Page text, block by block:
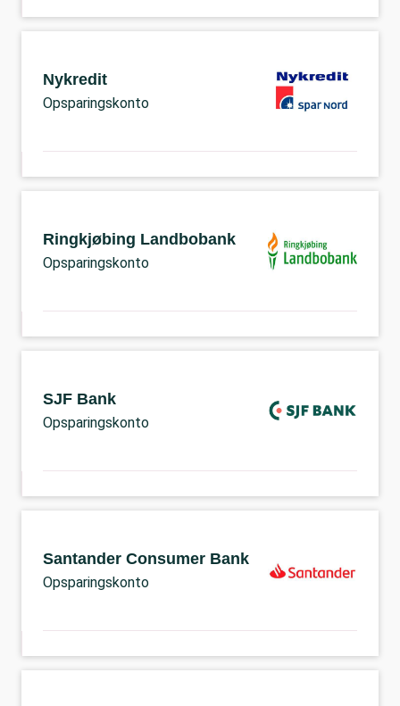
Nykredit
Opsparingskonto
Ringkjøbing Landbobank
Opsparingskonto
SJF Bank
Opsparingskonto
Santander Consumer Bank
Opsparingskonto